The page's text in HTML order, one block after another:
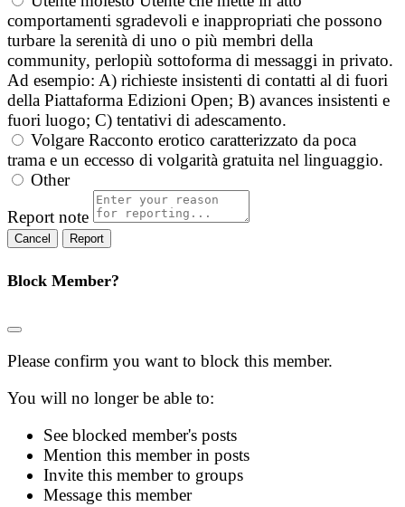
comportamenti sgradevoli e inappropriati che possono
turbare la serenità di uno o più membri della
community, perlopiù sottoforma di messaggi in privato.
Ad esempio: A) richieste insistenti di contatti al di fuori
della Piattaforma Edizioni Open; B) avances insistenti e
fuori luogo; C) tentativi di adescamento.
Volgare Racconto erotico caratterizzato da poca
trama e un eccesso di volgarità gratuita nel linguaggio.
Other
Report note
Report
Block Member?
Please confirm you want to block this member.
You will no longer be able to:
See blocked member's posts
Mention this member in posts
Invite this member to groups
Message this member